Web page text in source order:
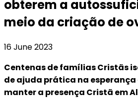
obterem a
meio da criação de
16 June 2023
Centenas de famílias Cristãs
de ajuda prática na esperança
manter a presença Cristã em